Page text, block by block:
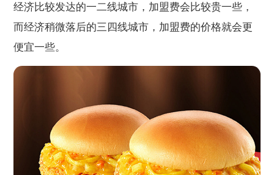
经济比较发达的一二线城市，加盟费会比较贵一些，
而经济稍微落后的三四线城市，加盟费的价格就会更
便宜一些。